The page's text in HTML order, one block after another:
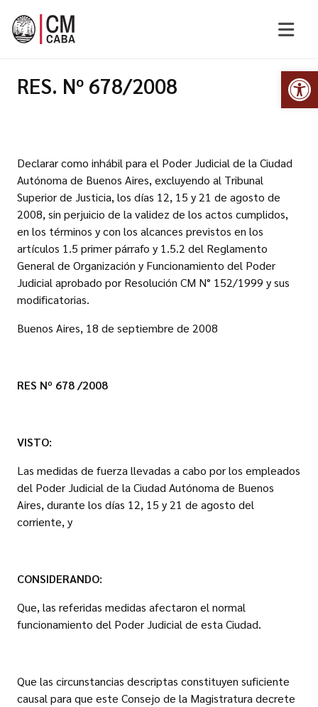
RES. Nº 678/2008
Declarar como inhábil para el Poder Judicial de la Ciudad
Autónoma de Buenos Aires, excluyendo al Tribunal
Superior de Justicia, los días 12, 15 y 21 de agosto de
2008, sin perjuicio de la validez de los actos cumplidos,
en los términos y con los alcances previstos en los
artículos 1.5 primer párrafo y 1.5.2 del Reglamento
General de Organización y Funcionamiento del Poder
Judicial aprobado por Resolución CM N° 152/1999 y sus
modificatorias.
Buenos Aires, 18 de septiembre de 2008
RES Nº 678 /2008
VISTO:
Las medidas de fuerza llevadas a cabo por los empleados
del Poder Judicial de la Ciudad Autónoma de Buenos
Aires, durante los días 12, 15 y 21 de agosto del
corriente, y
CONSIDERANDO:
Que, las referidas medidas afectaron el normal
funcionamiento del Poder Judicial de esta Ciudad.
Que las circunstancias descriptas constituyen suficiente
causal para que este Consejo de la Magistratura decrete